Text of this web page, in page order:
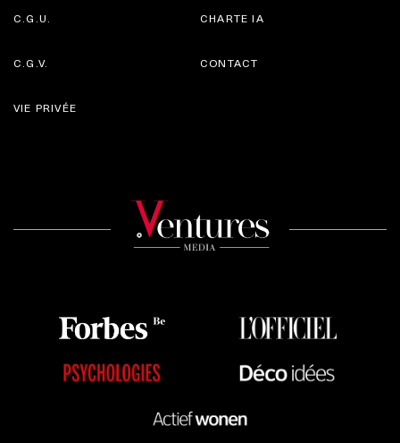
C.G.U.
C.G.V.
CHARTE IA
CONTACT
VIE PRIVÉE